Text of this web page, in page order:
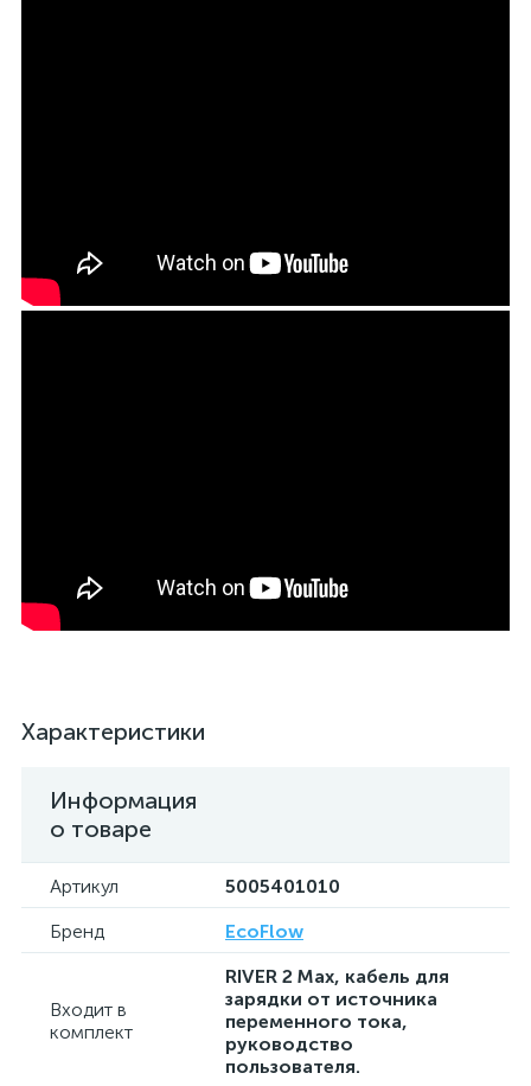
Характеристики
Информация
о товаре
Артикул
5005401010
Бренд
EcoFlow
Входит в
комплект
RIVER 2 Max, кабель для
зарядки от источника
переменного тока,
руководство
пользователя.